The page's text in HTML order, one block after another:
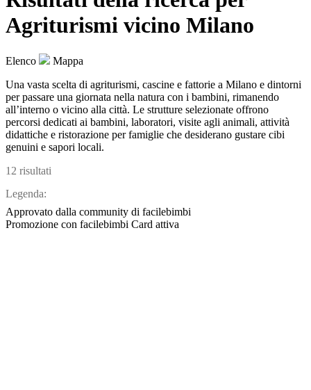
Agriturismi vicino Milano
Elenco
Mappa
Una vasta scelta di agriturismi, cascine e fattorie a Milano e dintorni
per passare una giornata nella natura con i bambini, rimanendo
all’interno o vicino alla città. Le strutture selezionate offrono
percorsi dedicati ai bambini, laboratori, visite agli animali, attività
didattiche e ristorazione per famiglie che desiderano gustare cibi
genuini e sapori locali.
12 risultati
Legenda:
Approvato dalla community di facilebimbi
Promozione con facilebimbi Card attiva